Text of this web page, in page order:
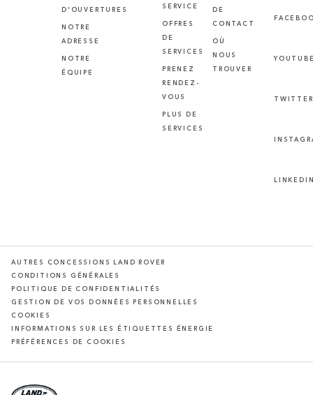
D'OUVERTURES
NOTRE
ADRESSE
NOTRE
ÉQUIPE
SERVICE
OFFRES
DE
SERVICES
PRENEZ
RENDEZ-
VOUS
PLUS DE
SERVICES
DE
CONTACT
OÙ
NOUS
TROUVER
TWITTER
AUTRES CONCESSIONS LAND ROVER
CONDITIONS GÉNÉRALES
POLITIQUE DE CONFIDENTIALITÉS
GESTION DE VOS DONNÉES PERSONNELLES
COOKIES
INFORMATIONS SUR LES ÉTIQUETTES ÉNERGIE
PRÉFÉRENCES DE COOKIES